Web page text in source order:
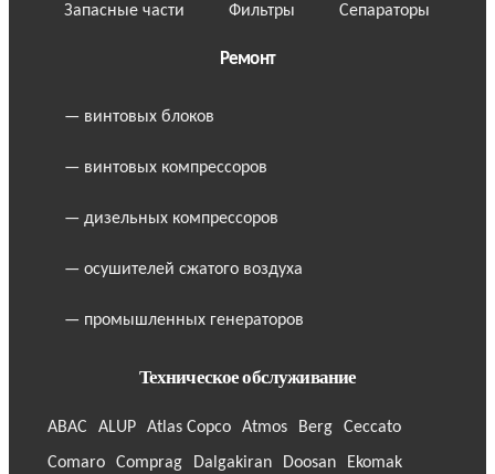
Запасные части Фильтры Сепараторы
Ремонт
— винтовых блоков
— винтовых компрессоров
— дизельных компрессоров
— осушителей сжатого воздуха
— промышленных генераторов
Техническое обслуживание
ABAC ALUP Atlas Copco Atmos Berg
Ceccato
Comaro
Comprag Dalgakiran Doosan Ekomak